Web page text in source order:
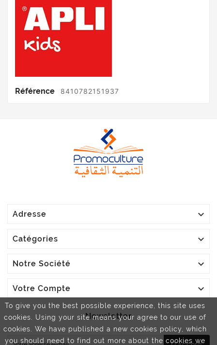
To give you the best possible experience, this site uses
cookies. Using your site means your agree to our use of
cookies. We have published a new cookies policy, which
you should need to find out more about the cookies we
Référence 8410782151937
Adresse 
Catégories 
Notre Société 
Votre Compte 
Newsletter